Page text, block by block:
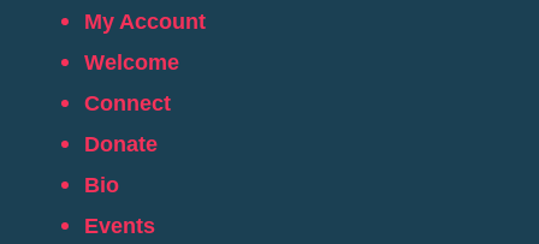
My Account
Welcome
Connect
Donate
Bio
Events